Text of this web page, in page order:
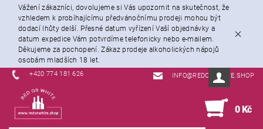
Vážení zákazníci, dovolujeme si Vás upozornit na skutečnost, že
vzhledem k probíhajícímu předvánočnímu prodeji mohou být
dodací lhůty delší. Přesné datum vyřízení Vaší objednávky a
datum expedice Vám potvrdíme telefonicky nebo e-mailem.
Děkujeme za pochopení. Zákaz prodeje alkoholických nápojů
osobám mladších 18 let.
+420 774 181 626 INFO@REDORWHITE.SHOP
0 Kč